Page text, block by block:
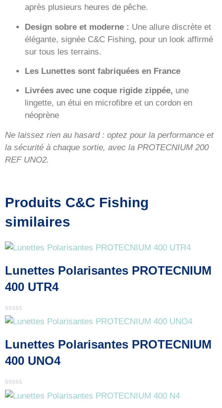
après plusieurs heures de pêche.
Design sobre et moderne : Une allure discrète et
élégante, signée C&C Fishing, pour un look affirmé
sur tous les terrains.
Les Lunettes sont fabriquées en France
Livrées avec une coque rigide zippée, une
lingette, un étui en microfibre et un cordon en
néoprène
Ne laissez rien au hasard : optez pour la performance et
la sécurité à chaque sortie, avec la PROTECNIUM 200
REF UNO2.
Produits C&C Fishing
similaires
Lunettes Polarisantes PROTECNIUM
400 UTR4
Note
5
Lunettes Polarisantes PROTECNIUM
400 UNO4
Note